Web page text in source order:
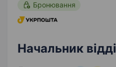
Бронювання
Начальник